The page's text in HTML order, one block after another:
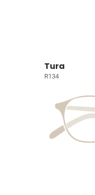
Tura
R134